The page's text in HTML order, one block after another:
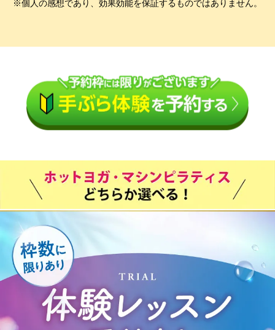
※個人の感想であり、効果効能を保証するものではありません。